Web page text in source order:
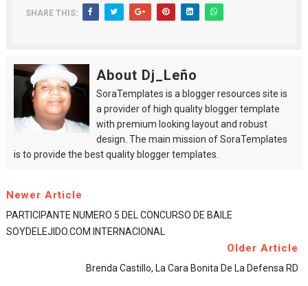
SHARE THIS:
About Dj_Leño
SoraTemplates is a blogger resources site is
a provider of high quality blogger template
with premium looking layout and robust
design. The main mission of SoraTemplates
is to provide the best quality blogger templates.
Newer Article
PARTICIPANTE NUMERO 5 DEL CONCURSO DE BAILE
SOYDELEJIDO.COM INTERNACIONAL
Older Article
Brenda Castillo, La Cara Bonita De La Defensa RD